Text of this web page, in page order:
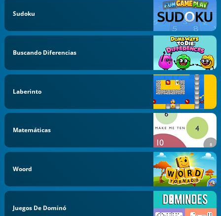
Sudoku
Buscando Diferencias
Laberinto
Matemáticas
Woord
Juegos De Dominó